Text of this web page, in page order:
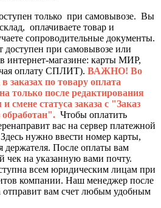
только при самовывозе. Вы
оплачиваете товар и
сопроводительные документы.
доступен при самовывозе или
интернет-магазине: карты МИР,
оплату СПЛИТ). ВАЖНО! Во
заказах по товару оплата
только после редактирования
смене статуса заказа с "Заказ
Чтобы оплатить
вас на сервер платежной
нужно ввести номер карты,
держателя. После оплаты вам
чек на указанную вами почту.
всем юридическим лицам при
компании. Наш менеджер после
отправит вам счет любым удобным